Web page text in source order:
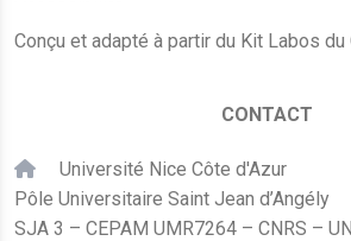
Conçu et adapté à partir du Kit Labos du
CONTACT
Université Nice Côte d'Azur
Pôle Universitaire Saint Jean d’Angély
SJA 3 – CEPAM UMR7264 – CNRS –